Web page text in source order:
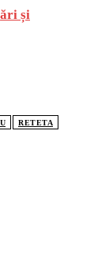
și
RETETA